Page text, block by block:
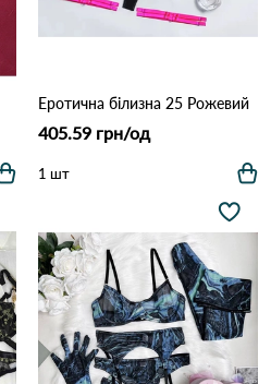
Еротична білизна 25 Рожевий
405.59 грн/од
1 шт